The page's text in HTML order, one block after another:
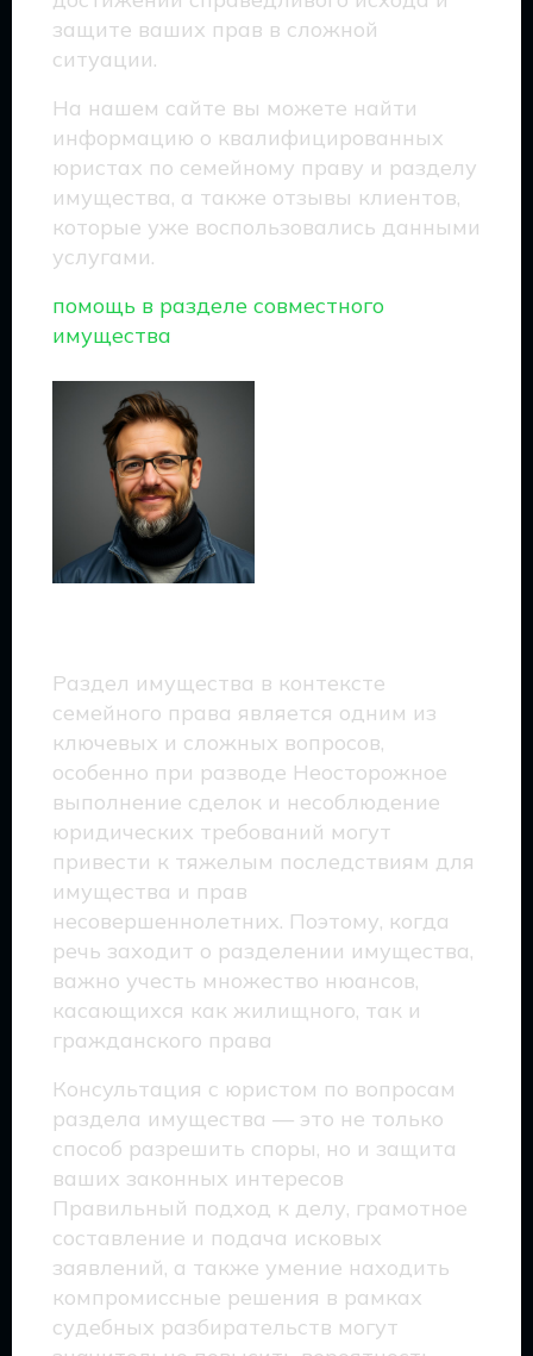
защите ваших прав в сложной
ситуации.
На нашем сайте вы можете найти
информацию о квалифицированных
юристах по семейному праву и разделу
имущества, а также отзывы клиентов,
которые уже воспользовались данными
услугами.
помощь в разделе совместного
имущества
Раздел имущества в контексте
семейного права является одним из
ключевых и сложных вопросов,
особенно при разводе Неосторожное
выполнение сделок и несоблюдение
юридических требований могут
привести к тяжелым последствиям для
имущества и прав
несовершеннолетних. Поэтому, когда
речь заходит о разделении имущества,
важно учесть множество нюансов,
касающихся как жилищного, так и
гражданского права
Консультация с юристом по вопросам
раздела имущества — это не только
способ разрешить споры, но и защита
ваших законных интересов
Правильный подход к делу, грамотное
составление и подача исковых
заявлений, а также умение находить
компромиссные решения в рамках
судебных разбирательств могут